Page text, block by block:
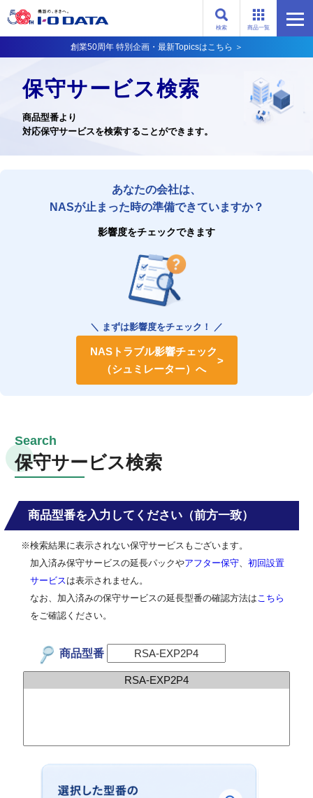
商品一覧
検索
創業50周年 特別企画・最新Topicsはこちら ＞
保守サービス検索
商品型番より
対応保守サービスを検索することができます。
あなたの会社は、
NASが止まった時の準備できていますか？
影響度をチェックできます
＼ まずは影響度をチェック！ ／
NASトラブル影響チェック
（シュミレーター）へ
保守サービス検索
商品型番を入力してください（前方一致）
※検索結果に表示されない保守サービスもございます。
加入済み保守サービスの延長パックやアフター保守
初回設置
サービス は表示されません。
なお、加入済みの保守サービスの延長型番の確認方法は こちら
をご確認ください。
商品型番